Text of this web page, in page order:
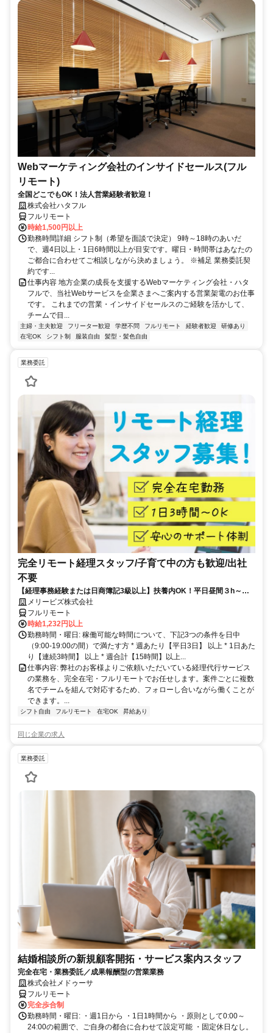
Webマーケティング会社のインサイドセールス(フル
リモート)
全国どこでもOK！法人営業経験者歓迎！
株式会社ハタフル
フルリモート
時給1,500円以上
勤務時間詳細 シフト制（希望を面談で決定） 9時～18時のあいだ
で、週4日以上・1日6時間以上が目安です。曜日・時間帯はあなたの
ご都合に合わせてご相談しながら決めましょう。 ※補足 業務委託契
約です...
仕事内容 地方企業の成長を支援するWebマーケティング会社・ハタ
フルで、当社Webサービスを企業さまへご案内する営業架電のお仕事
です。 これまでの営業・インサイドセールスのご経験を活かして、
チームで目...
主婦・主夫歓迎 フリーター歓迎 学歴不問 フルリモート 経験者歓迎
研修あり
在宅OK
シフト制 服装自由 髪型・髪色自由
業務委託
完全リモート経理スタッフ/子育て中の方も歓迎/出社
不要
【経理事務経験または日商簿記3級以上】扶養内OK！平日昼間３h～。
完全在宅で育児・介護中の方も大歓迎♪
メリービズ株式会社
フルリモート
時給1,232円以上
勤務時間・曜日: 稼働可能な時間について、下記3つの条件を日中
（9:00-19:00の間）で満たす方 * 週あたり【平日3日】 以上 * 1日あた
り【連続3時間】 以上 * 週合計【15時間】以上...
仕事内容: 弊社のお客様よりご依頼いただいている経理代行サービス
の業務を、完全在宅・フルリモートでお任せします。案件ごとに複数
名でチームを組んで対応するため、フォローし合いながら働くことが
できます。...
シフト自由 フルリモート 在宅OK 昇給あり
同じ企業の求人
業務委託
結婚相談所の新規顧客開拓・サービス案内スタッフ
完全在宅・業務委託／成果報酬型の営業業務
株式会社メドゥーサ
フルリモート
完全歩合制
勤務時間・曜日: ・週1日から ・1日1時間から ・原則として0:00～
24:00の範囲で、ご自身の都合に合わせて設定可能 ・固定休日なし。